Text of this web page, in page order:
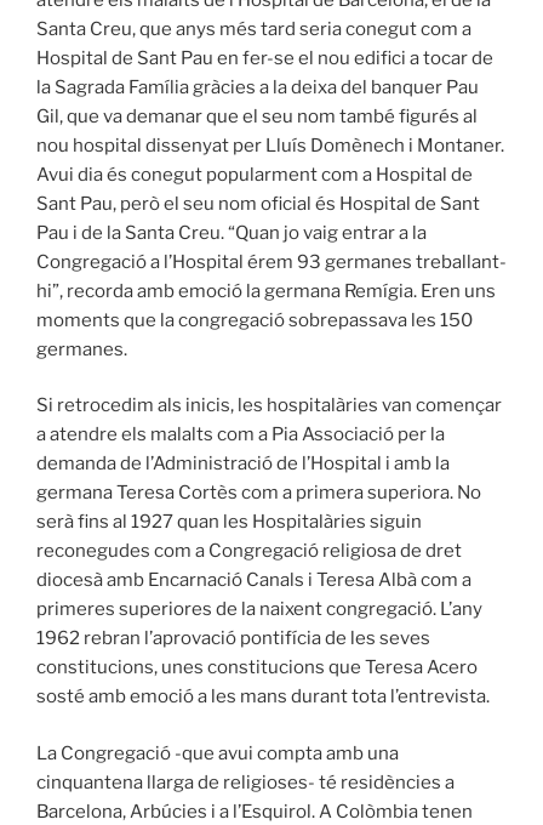
Santa Creu, que anys més tard seria conegut com a
Hospital de Sant Pau en fer-se el nou edifici a tocar de
la Sagrada Família gràcies a la deixa del banquer Pau
Gil, que va demanar que el seu nom també figurés al
nou hospital dissenyat per Lluís Domènech i Montaner.
Avui dia és conegut popularment com a Hospital de
Sant Pau, però el seu nom oficial és Hospital de Sant
Pau i de la Santa Creu. “Quan jo vaig entrar a la
Congregació a l’Hospital érem 93 germanes treballant-
hi”, recorda amb emoció la germana Remígia. Eren uns
moments que la congregació sobrepassava les 150
germanes.
Si retrocedim als inicis, les hospitalàries van començar
a atendre els malalts com a Pia Associació per la
demanda de l’Administració de l’Hospital i amb la
germana Teresa Cortès com a primera superiora. No
serà fins al 1927 quan les Hospitalàries siguin
reconegudes com a Congregació religiosa de dret
diocesà amb Encarnació Canals i Teresa Albà com a
primeres superiores de la naixent congregació. L’any
1962 rebran l’aprovació pontifícia de les seves
constitucions, unes constitucions que Teresa Acero
sosté amb emoció a les mans durant tota l’entrevista.
La Congregació -que avui compta amb una
cinquantena llarga de religioses- té residències a
Barcelona, Arbúcies i a l’Esquirol. A Colòmbia tenen